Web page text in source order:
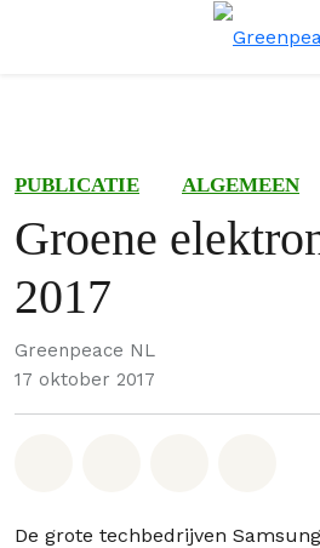
PUBLICATIE ALGEMEEN
Groene
2017
Greenpeace NL
17 oktober 2017
De grote techbedrijven